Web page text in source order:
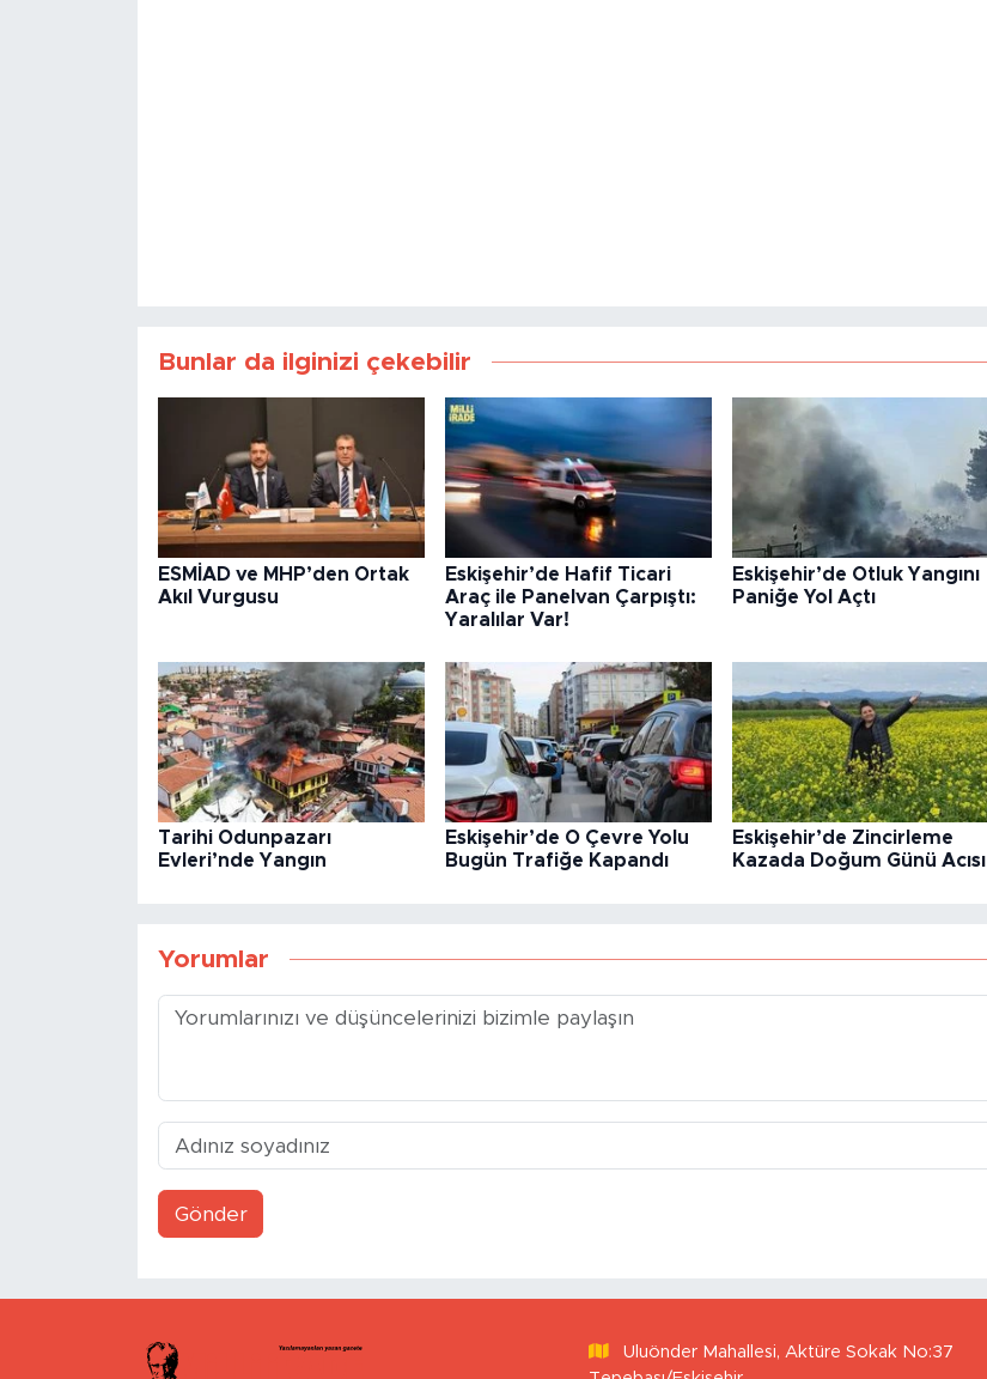
Bunlar da ilginizi çekebilir
ESMİAD ve MHP’den Ortak
Akıl Vurgusu
Eskişehir’de Hafif Ticari
Araç ile Panelvan Çarpıştı:
Yaralılar Var!
Eskişehir’de Otluk Yangını
Paniğe Yol Açtı
Tarihi Odunpazarı
Evleri’nde Yangın
Eskişehir’de O Çevre Yolu
Bugün Trafiğe Kapandı
Eskişehir’de Zincirleme
Kazada Doğum Günü Acısı
Yorumlar
Gönder
Uluönder Mahallesi, Aktüre Sokak No:37